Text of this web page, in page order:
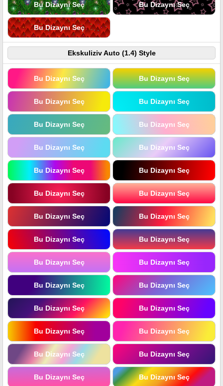
Bu Dizaynı Seç Bu Dizaynı Seç
Bu Dizaynı Seç
Ekskuliziv Auto (1.4) Style
Bu Dizaynı Seç Bu Dizaynı Seç
Bu Dizaynı Seç Bu Dizaynı Seç
Bu Dizaynı Seç Bu Dizaynı Seç
Bu Dizaynı Seç Bu Dizaynı Seç
Bu Dizaynı Seç Bu Dizaynı Seç
Bu Dizaynı Seç Bu Dizaynı Seç
Bu Dizaynı Seç Bu Dizaynı Seç
Bu Dizaynı Seç Bu Dizaynı Seç
Bu Dizaynı Seç Bu Dizaynı Seç
Bu Dizaynı Seç Bu Dizaynı Seç
Bu Dizaynı Seç Bu Dizaynı Seç
Bu Dizaynı Seç Bu Dizaynı Seç
Bu Dizaynı Seç Bu Dizaynı Seç
Bu Dizaynı Seç Bu Dizaynı Seç